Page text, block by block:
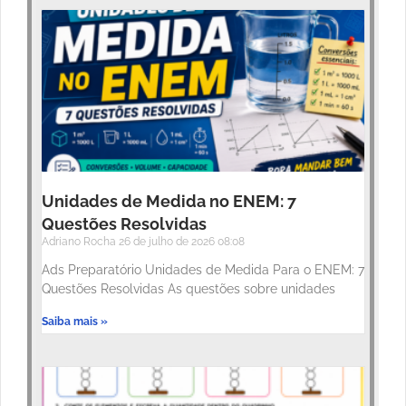
Unidades de Medida no ENEM: 7
Questões Resolvidas
Adriano Rocha 26 de julho de 2026 08:08
Ads Preparatório Unidades de Medida Para o ENEM: 7
Questões Resolvidas As questões sobre unidades
Saiba mais »